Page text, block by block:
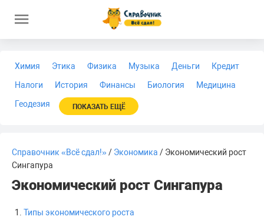
Химия Этика Физика Музыка Деньги
Кредит
Налоги
История Финансы Биология
Медицина
Геодезия
ПОКАЗАТЬ ЕЩЁ
Справочник «Всё сдал!»/ Экономика / Экономический рост
Сингапура
Экономический рост Сингапура
Типы экономического роста